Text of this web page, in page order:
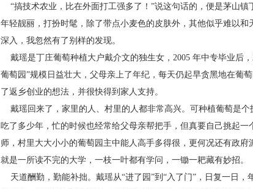
“搞技术农业，比在外面打工强多了！”说这句话的，便是茅山镇
年轻靓丽， 打扮时髦，除了带点小麦色的皮肤外，其他似乎难以和
深入，我忽然有了别 样的发现。
戴瑶是丁庄葡萄种植大户戴介文的独生女，2005 年中专毕业后
葡萄园”规模日益壮大，父母亲上了年纪，每天仍起早贪黑地在葡
了返乡创业的想法，并很快得到家人支持。
戴瑶回来了，家里的人、村里的人都非常高兴。可种植葡萄是个
吃了 多少年，忙的时候也经常给父母亲帮把手， 但真要自己挑起一
师，村里大大小小的葡萄园主中能人高手多得很，更何况还有政府
就是一所读不完的大学，一枝一叶都有学问，一锄一耙藏有妙招。
天道酬勤，勤能补拙。戴瑶从“进了园”到“入了 门”，日复一日，